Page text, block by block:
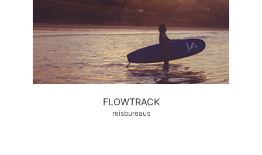
FLOWTRACK
reisbureaus